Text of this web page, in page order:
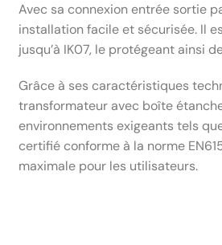
Avec sa connexion entrée sortie
installation facile et sécurisée. Il
jusqu’à IK07, le protégeant ainsi
Grâce à ses caractéristiques
transformateur avec boîte
environnements exigeants tels
certifié conforme à la norme
maximale pour les utilisateurs.